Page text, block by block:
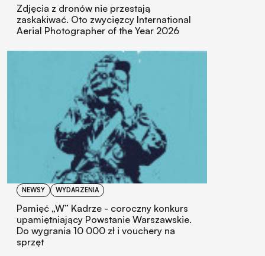
Zdjęcia z dronów nie przestają
zaskakiwać. Oto zwycięzcy International
Aerial Photographer of the Year 2026
NEWSY WYDARZENIA
Pamięć „W” Kadrze - coroczny konkurs
upamiętniający Powstanie Warszawskie.
Do wygrania 10 000 zł i vouchery na
sprzęt